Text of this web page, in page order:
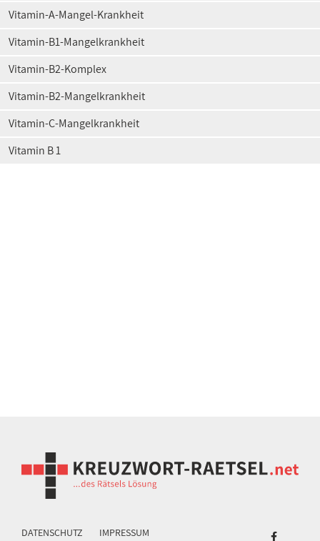
Vitamin-A-Mangel-Krankheit
Vitamin-B1-Mangelkrankheit
Vitamin-B2-Komplex
Vitamin-B2-Mangelkrankheit
Vitamin-C-Mangelkrankheit
Vitamin B 1
DATENSCHUTZ IMPRESSUM